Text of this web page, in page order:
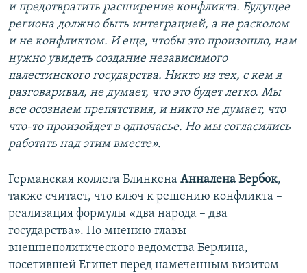
и предотвратить расширение конфликта. Будущее
региона должно быть интеграцией, а не расколом
и не конфликтом. И еще, чтобы это произошло, нам
нужно увидеть создание независимого
палестинского государства. Никто из тех, с кем я
разговаривал, не думает, что это будет легко. Мы
все осознаем препятствия, и никто не думает, что
что-то произойдет в одночасье. Но мы согласились
работать над этим вместе».
Германская коллега Блинкена Анналена Бербок,
также считает, что ключ к решению конфликта –
реализация формулы «два народа – два
государства». По мнению главы
внешнеполитического ведомства Берлина,
посетившей Египет перед намеченным визитом